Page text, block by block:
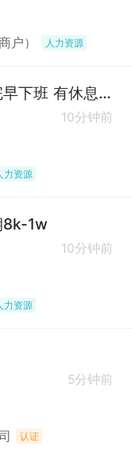
户） 人力资源
胜华波:新厂坐班 空调车间 干完早下班 有休息时间 手头活
10分钟前
力资源
8k-1w
10分钟前
力资源
5分钟前
认证